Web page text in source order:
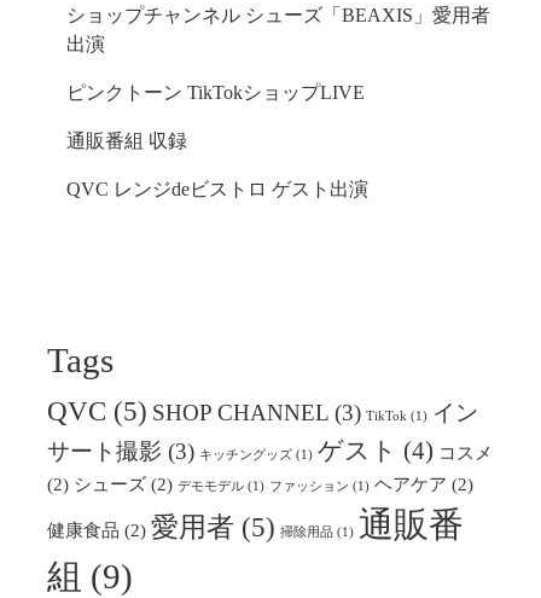
ショップチャンネル シューズ「BEAXIS」愛用者
出演
ピンクトーン TikTokショップLIVE
通販番組 収録
QVC レンジdeビストロ ゲスト出演
Tags
QVC (5) SHOP CHANNEL (3) TikTok (1) イン
サート撮影 (3) キッチングッズ (1) ゲスト (4) コスメ
(2) シューズ (2) デモモデル (1) ファッション (1) ヘアケア (2)
健康食品 (2) 愛用者 (5) 掃除用品 (1) 通販番
組 (9)